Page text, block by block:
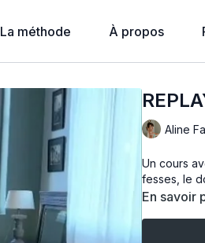
La méthode À propos
Aline
Un cours
fesses, le
En savoir